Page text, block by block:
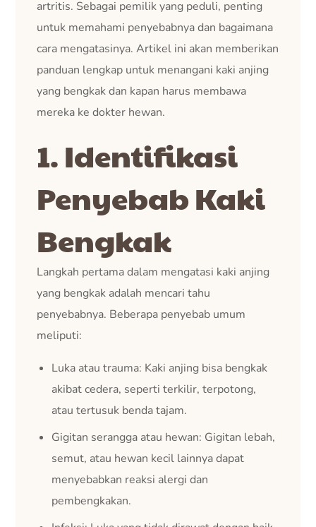
artritis. Sebagai pemilik yang peduli, penting
untuk memahami penyebabnya dan bagaimana
cara mengatasinya. Artikel ini akan memberikan
panduan lengkap untuk menangani kaki anjing
yang bengkak dan kapan harus membawa
mereka ke dokter hewan.
1. Identifikasi
Penyebab Kaki
Bengkak
Langkah pertama dalam mengatasi kaki anjing
yang bengkak adalah mencari tahu
penyebabnya. Beberapa penyebab umum
meliputi:
Luka atau trauma: Kaki anjing bisa bengkak
akibat cedera, seperti terkilir, terpotong,
atau tertusuk benda tajam.
Gigitan serangga atau hewan: Gigitan lebah,
semut, atau hewan kecil lainnya dapat
menyebabkan reaksi alergi dan
pembengkakan.